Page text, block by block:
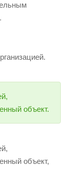
объект.
объект,